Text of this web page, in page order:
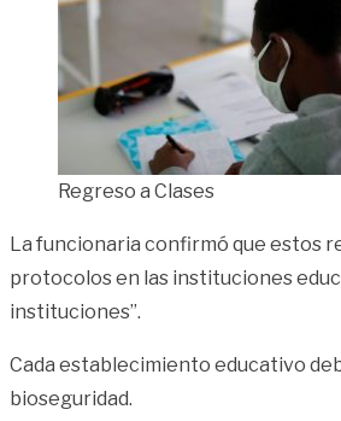
Regreso a Clases
La funcionaria confirmó que estos
protocolos en las instituciones
instituciones”.
Cada establecimiento educativo
bioseguridad.